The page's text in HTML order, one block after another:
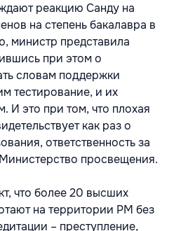
реакцию Санду на
на степень бакалавра в
министр представила
при этом о
словам поддержки
тестирование, и их
И это при том, что плохая
как раз о
ответственность за
просвещения.
что более 20 высших
на территории РМ без
– преступление,